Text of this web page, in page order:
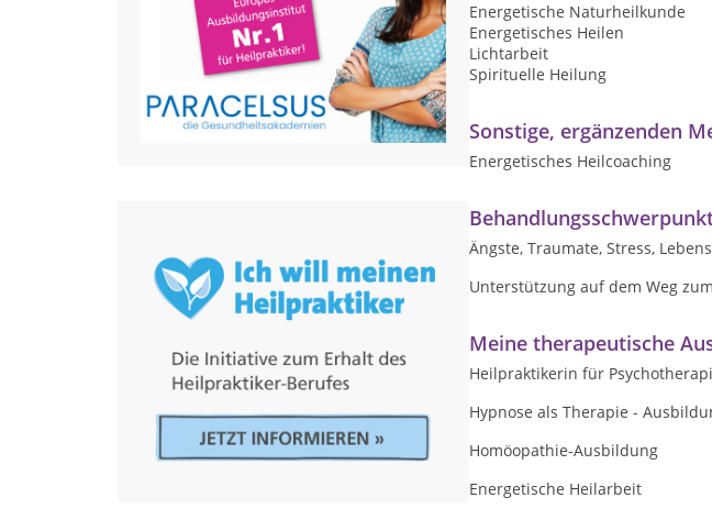
Energetische Naturheilkunde
Energetisches Heilen
Lichtarbeit
Spirituelle Heilung
Sonstige, ergänzenden
Energetisches Heilcoaching
Ängste, Traumate, Stress,
Unterstützung auf dem Weg
Meine therapeutische
Heilpraktikerin für
Hypnose als Therapie -
Homöopathie-Ausbildung
Energetische Heilarbeit